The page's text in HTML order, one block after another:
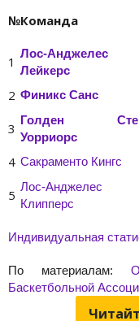
№Команда
1
Лос-Анджелес
Лейкерс
2 Финикс Санс
3
Голден
Уорриорс
4 Сакраменто Кингс
5
Лос-Анджелес
Клипперс
Индивидуальная
По материалам:
Баскетбольной